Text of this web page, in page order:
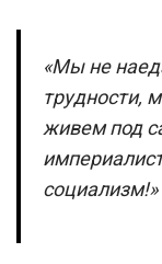
«Мы не
трудности,
живем под
социализм!»